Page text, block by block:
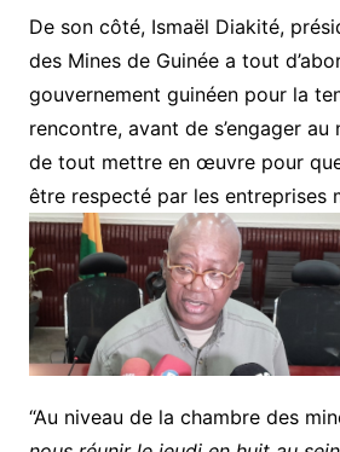
De son côté, Ismaël Diakité,
des Mines de Guinée a tout
gouvernement guinéen pour la
rencontre, avant de s’engager au
de tout mettre en œuvre pour
être respecté par les entreprises
“Au niveau de la chambre des